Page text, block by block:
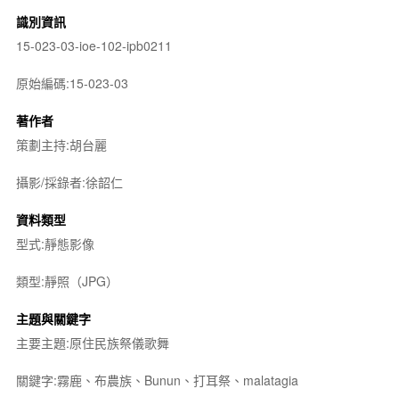
識別資訊
15-023-03-ioe-102-ipb0211
原始編碼:15-023-03
著作者
策劃主持:胡台麗
攝影/採錄者:徐韶仁
資料類型
型式:靜態影像
類型:靜照（JPG）
主題與關鍵字
主要主題:原住民族祭儀歌舞
關鍵字:霧鹿、布農族、Bunun、打耳祭、malatagia